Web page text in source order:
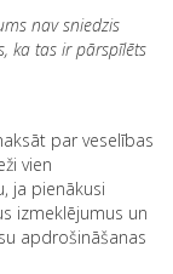
nav sniedzis
ka tas ir pārspīlēts
par veselības
vien
ja pienākusi
izmeklējumus un
apdrošināšanas